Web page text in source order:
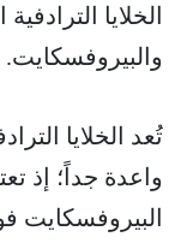
الخلايا
والبيروفسكايت.
تُعد الخلايا
واعدة جداً؛ إذ
البيروفسكايت